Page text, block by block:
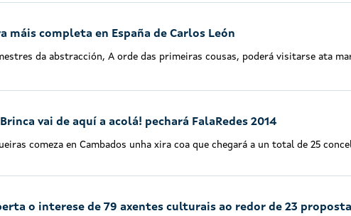
máis completa en España de Carlos León
da abstracción, A orde das primeiras cousas, poderá visitarse ata
vai de aquí a acolá! pechará FalaRedes 2014
comeza en Cambados unha xira coa que chegará a un total de 25
o interese de 79 axentes culturais ao redor de 23